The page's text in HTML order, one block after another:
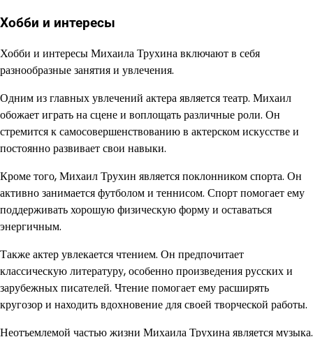
Хобби и интересы
Хобби и интересы Михаила Трухина включают в себя
разнообразные занятия и увлечения.
Одним из главных увлечений актера является театр. Михаил
обожает играть на сцене и воплощать различные роли. Он
стремится к самосовершенствованию в актерском искусстве и
постоянно развивает свои навыки.
Кроме того, Михаил Трухин является поклонником спорта. Он
активно занимается футболом и теннисом. Спорт помогает ему
поддерживать хорошую физическую форму и оставаться
энергичным.
Также актер увлекается чтением. Он предпочитает
классическую литературу, особенно произведения русских и
зарубежных писателей. Чтение помогает ему расширять
кругозор и находить вдохновение для своей творческой работы.
Неотъемлемой частью жизни Михаила Трухина является музыка.